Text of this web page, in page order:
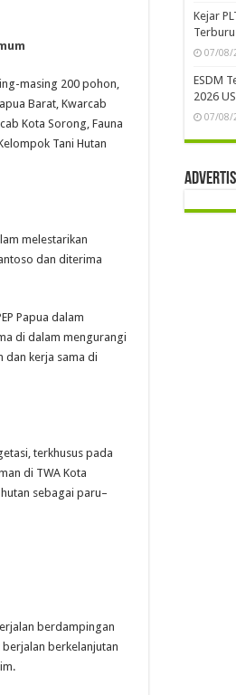
masing 200 pohon,
Barat, Kwarcab
Kota Sorong, Fauna
Tani Hutan
melestarikan
dan diterima
Papua dalam
di dalam mengurangi
dan kerja sama di
terkhusus pada
di TWA Kota
sebagai paru–
berdampingan
berkelanjutan
Kejar
07/08/
ESDM
2026
07/08/